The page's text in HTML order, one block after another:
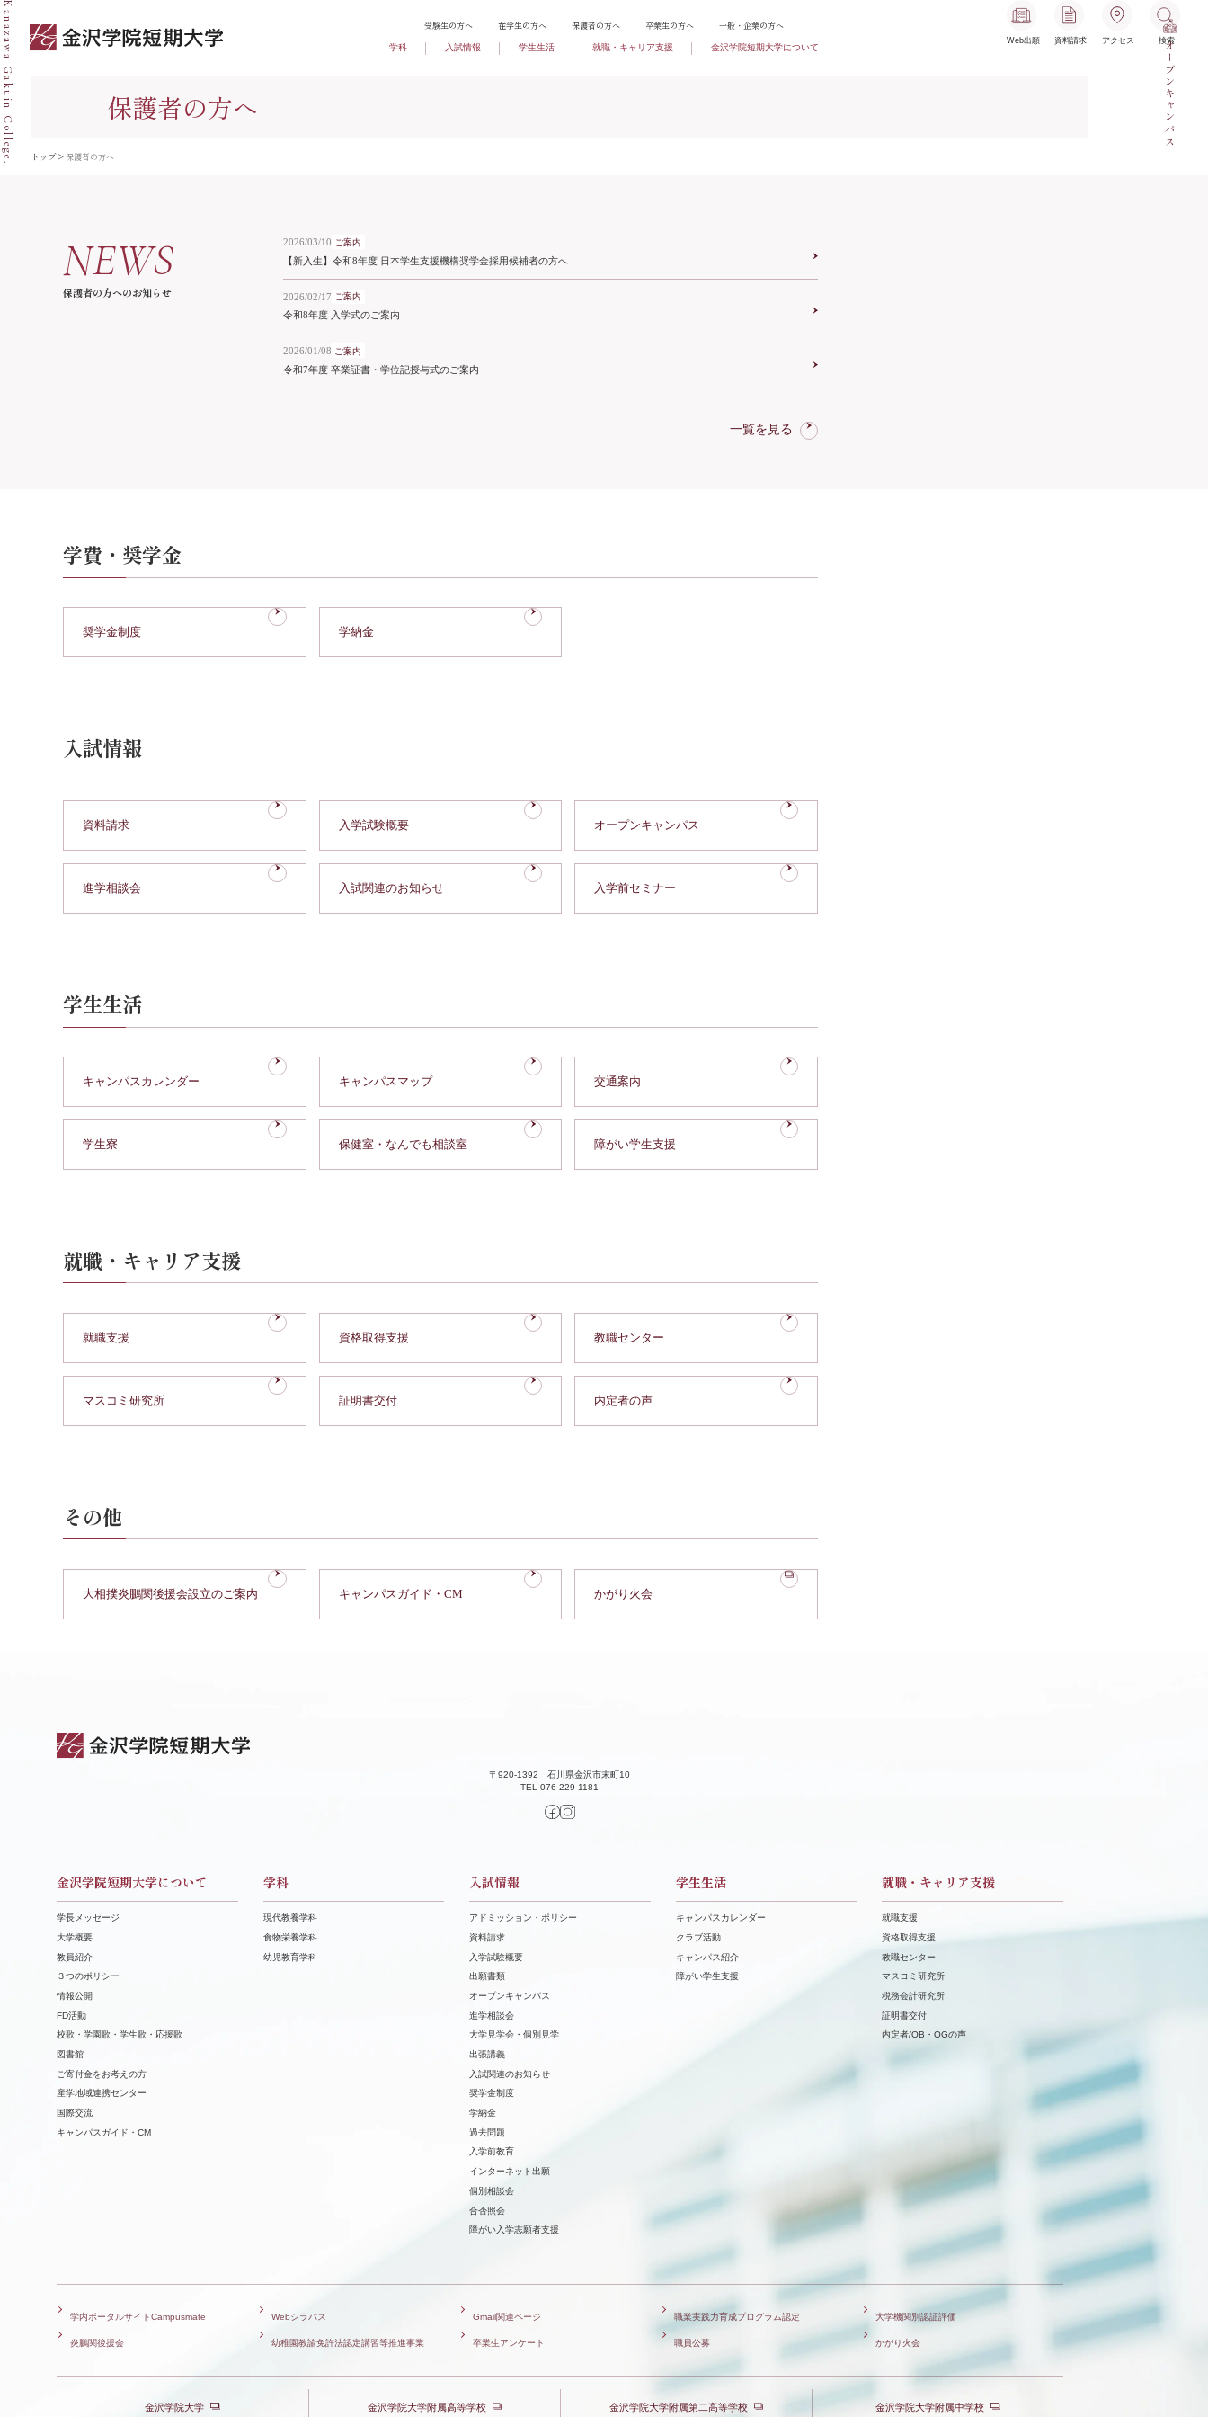
Web出願 資料請求 アクセス 検索
学科 入試情報 学生生活 就職・キャリア支援 金沢学院短期大学について
受験生の方へ 在学生の方へ 保護者の方へ 卒業生の方へ 一般・企業の方へ
オープンキャンパス
Kanazawa Gakuin College. 保護者の方へ
トップ> 保護者の方へ
NEWS
保護者の方へのお知らせ
2026/03/10 ご案内
【新入生】令和8年度 日本学生支援機構奨学金採用候補者の方へ
2026/02/17 ご案内
令和8年度 入学式のご案内
2026/01/08 ご案内
令和7年度 卒業証書・学位記授与式のご案内
一覧を見る
学費・奨学金
奨学金制度 学納金
入試情報
資料請求 入学試験概要 オープンキャンパス
進学相談会 入試関連のお知らせ 入学前セミナー
学生生活
キャンパスカレンダー キャンパスマップ 交通案内
学生寮 保健室・なんでも相談室 障がい学生支援
就職・キャリア支援
就職支援 資格取得支援 教職センター
マスコミ研究所 証明書交付 内定者の声
その他
大相撲炎鵬関後援会設立のご案内 キャンパスガイド・CM かがり火会
〒920-1392 石川県金沢市末町10
TEL 076-229-1181
金沢学院短期大学について
学長メッセージ
大学概要
教員紹介
３つのポリシー
情報公開
FD活動
校歌・学園歌・学生歌・応援歌
図書館
ご寄付金をお考えの方
産学地域連携センター
国際交流
キャンパスガイド・CM
学科
現代教養学科
食物栄養学科
幼児教育学科
入試情報
アドミッション・ポリシー
資料請求
⼊学試験概要
出願書類
オープンキャンパス
進学相談会
⼤学⾒学会・個別⾒学
出張講義
⼊試関連のお知らせ
奨学⾦制度
学納⾦
過去問題
入学前教育
インターネット出願
個別相談会
合否照会
障がい入学志願者支援
学生生活
キャンパスカレンダー
クラブ活動
キャンパス紹介
障がい学⽣⽀援
就職・キャリア支援
就職支援
資格取得支援
教職センター
マスコミ研究所
税務会計研究所
証明書交付
内定者/OB・OGの声
学内ポータルサイトCampusmate Webシラバス Gmail関連ページ 職業実践力育成プログラム認定 大学機関別認証評価
炎鵬関後援会 幼稚園教諭免許法認定講習等推進事業 卒業生アンケート 職員公募 かがり火会
金沢学院大学 金沢学院大学附属高等学校 金沢学院大学附属第二高等学校 金沢学院大学附属中学校